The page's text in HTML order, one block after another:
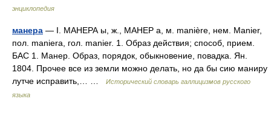
энциклопедия
манера — I. МАНЕРА ы, ж., МАНЕР а, м. manière, нем. Manier,
пол. maniera, гол. manier. 1. Образ действия; способ, прием.
БАС 1. Манер. Образ, порядок, обыкновение, повадка. Ян.
1804. Прочее все из земли можно делать, но да бы сию маниру
лутче исправить,… …
Исторический словарь галлицизмов русского
языка